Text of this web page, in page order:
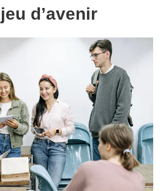
d’avenir